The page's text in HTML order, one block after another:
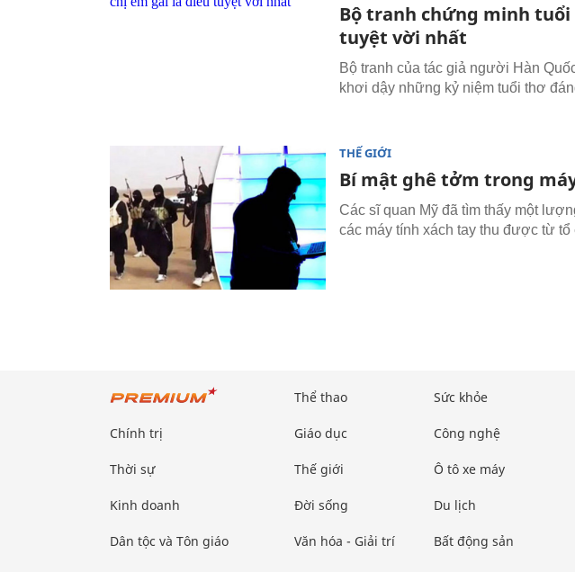
Bộ tranh chứng minh
tuyệt vời nhất
Bộ tranh của tác giả người Hàn
khơi dậy những kỷ niệm tuổi thơ
THẾ GIỚI
Bí mật ghê tởm trong
Các sĩ quan Mỹ đã tìm thấy một
các máy tính xách tay thu được từ
Chính trị
Thời sự
Kinh doanh
Dân tộc và Tôn giáo
Thể thao
Giáo dục
Thế giới
Đời sống
Văn hóa - Giải trí
Sức khỏe
Công nghệ
Ô tô xe máy
Du lịch
Bất động sản